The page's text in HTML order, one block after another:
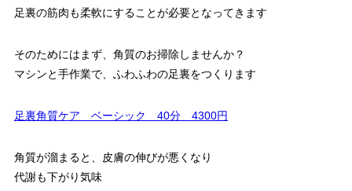
足裏の筋肉も柔軟にすることが必要となってきます
そのためにはまず、角質のお掃除しませんか？
マシンと手作業で、ふわふわの足裏をつくります
足裏角質ケア ベーシック 40分 4300円
角質が溜まると、皮膚の伸びが悪くなり
代謝も下がり気味